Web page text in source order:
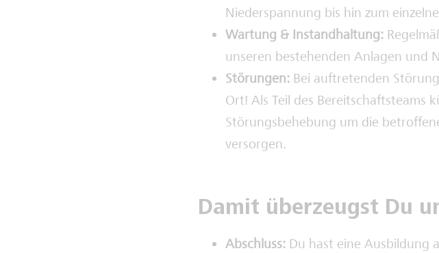
Niederspannung bis hin zum
Wartung & Instandhaltung:
unseren bestehenden Anlagen und
Störungen: Bei auftretenden
Ort! Als Teil des Bereitschaftsteams
Störungsbehebung um die
versorgen.
Damit überzeugst Du
Abschluss: Du hast eine Ausbildung